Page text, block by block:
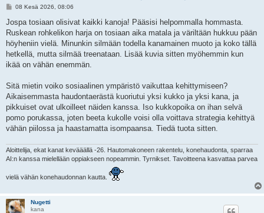
V
e
t
i
08 Kesä 2026, 08:06
Jospa tosiaan olisivat kaikki kanoja! Pääsisi helpommalla hommasta.
Ruskean rohkelikon harja on tosiaan aika matala ja väriltään hukkuu pään
höyheniin vielä. Minunkin silmään todella kanamainen muoto ja koko tällä
hetkellä, mutta silmää treenataan. Lisää kuvia sitten myöhemmin kun
ikää on vähän enemmän.
Sitä mietin voiko sosiaalinen ympäristö vaikuttaa kehittymiseen?
Aikaisemmasta haudontaerästä kuoriutui yksi kukko ja yksi kana, ja
pikkuiset ovat ulkoilleet näiden kanssa. Iso kukkopoika on ihan selvä
pomo porukassa, joten beeta kukolle voisi olla voittava strategia kehittyä
vähän piilossa ja haastamatta isompaansa. Tiedä tuota sitten.
Aloittelija, ekat kanat kevääällä -26. Hautomakoneen rakentelu, konehaudonta, sparraa
AI:n kanssa mielellään oppiakseen nopeammin. Tyrnikset. Tavoitteena kasvattaa parvea
vielä vähän konehaudonnan kautta.
Nugetti
kana